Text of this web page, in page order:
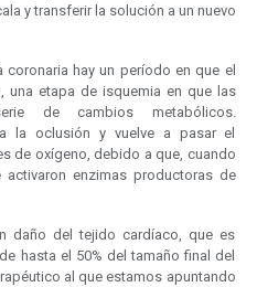
y transferir la solución a un nuevo
hay un período en que el
una etapa de isquemia en que las
de cambios metabólicos.
la oclusión y vuelve a pasar el
de oxígeno, debido a que, cuando
enzimas productoras de
daño del tejido cardíaco, que es
hasta el 50% del tamaño final del
al que estamos apuntando